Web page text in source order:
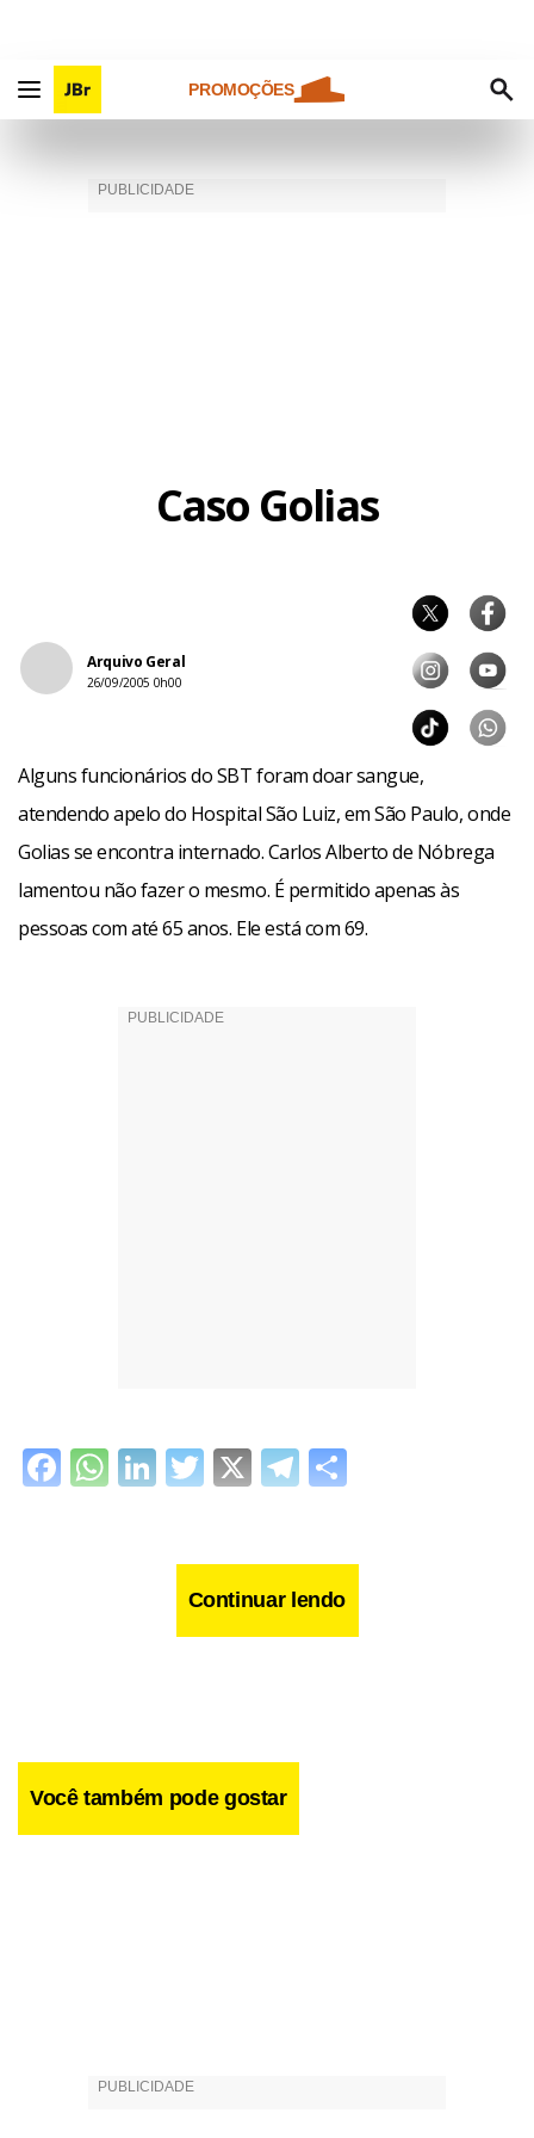
PROMOÇÕES
Caso Golias
Arquivo Geral
26/09/2005 0h00
Alguns funcionários do SBT foram doar sangue,
atendendo apelo do Hospital São Luiz, em São Paulo, onde
Golias se encontra internado. Carlos Alberto de Nóbrega
lamentou não fazer o mesmo. É permitido apenas às
pessoas com até 65 anos. Ele está com 69.
Facebook
WhatsApp
LinkedIn
Twitter
X Telegram
Continuar lendo
Você também pode gostar